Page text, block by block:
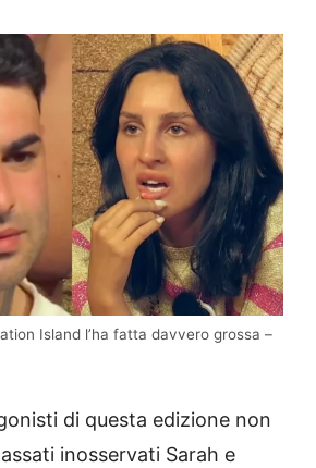
Island l’ha fatta davvero grossa –
di questa edizione non
inosservati Sarah e